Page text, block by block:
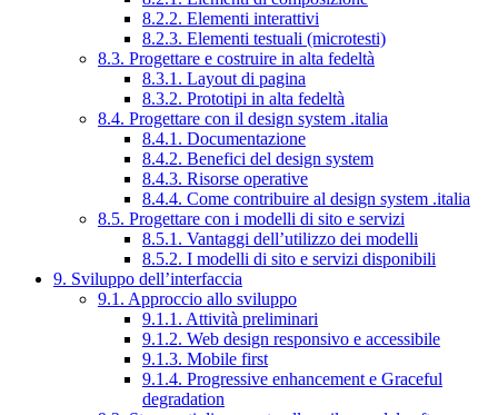
8.2.2. Elementi interattivi
8.2.3. Elementi testuali (microtesti)
8.3. Progettare e costruire in alta fedeltà
8.3.1. Layout di pagina
8.3.2. Prototipi in alta fedeltà
8.4. Progettare con il design system .italia
8.4.1. Documentazione
8.4.2. Benefici del design system
8.4.3. Risorse operative
8.4.4. Come contribuire al design system .italia
8.5. Progettare con i modelli di sito e servizi
8.5.1. Vantaggi dell’utilizzo dei modelli
8.5.2. I modelli di sito e servizi disponibili
9. Sviluppo dell’interfaccia
9.1. Approccio allo sviluppo
9.1.1. Attività preliminari
9.1.2. Web design responsivo e accessibile
9.1.3. Mobile first
9.1.4. Progressive enhancement e Graceful
degradation